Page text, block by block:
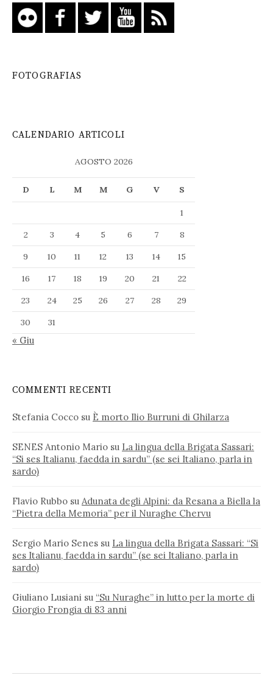
FOTOGRAFIAS
CALENDARIO ARTICOLI
AGOSTO 2026
D L M M G V S
1
2
3 4 5 6 7
8
9
10 11 12 13 14
15
16
17 18 19 20 21
22
23
24 25 26 27 28
29
30
31
« Giu
COMMENTI RECENTI
Stefania Cocco su È morto Ilio Burruni di Ghilarza
SENES Antonio Mario su La lingua della Brigata Sassari:
“Si ses Italianu, faedda in sardu” (se sei Italiano, parla in
sardo)
Flavio Rubbo su Adunata degli Alpini: da Resana a Biella la
“Pietra della Memoria” per il Nuraghe Chervu
Sergio Mario Senes su La lingua della Brigata Sassari: “Si
ses Italianu, faedda in sardu” (se sei Italiano, parla in
sardo)
Giuliano Lusiani su “Su Nuraghe” in lutto per la morte di
Giorgio Frongia di 83 anni